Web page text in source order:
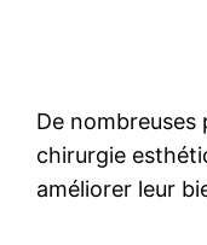
De
chirurgie
améliorer leur